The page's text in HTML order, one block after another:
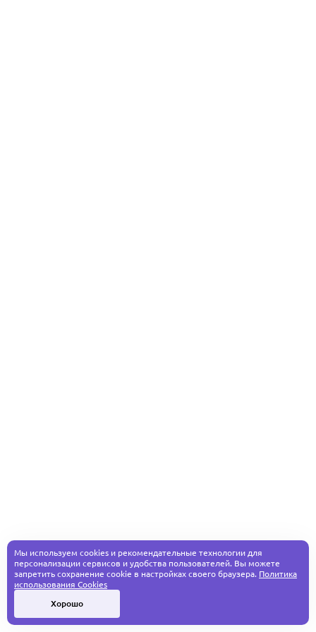
Мы используем cookies и рекомендательные технологии для
персонализации сервисов и удобства пользователей. Вы можете
запретить сохранение cookie в настройках своего браузера. Политика
использования Cookies
Хорошо